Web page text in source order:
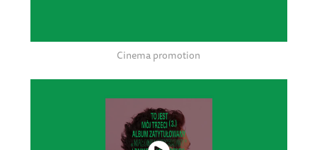
Cinema promotion